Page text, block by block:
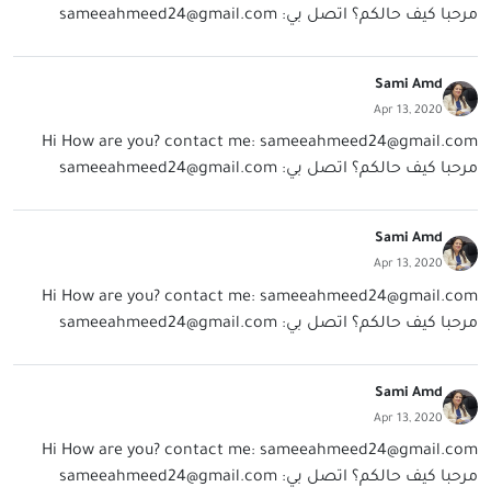
مرحبا كيف حالكم؟ اتصل بي: sameeahmeed24@gmail.com
Sami Amd
Apr 13, 2020
Hi How are you? contact me: sameeahmeed24@gmail.com
مرحبا كيف حالكم؟ اتصل بي: sameeahmeed24@gmail.com
Sami Amd
Apr 13, 2020
Hi How are you? contact me: sameeahmeed24@gmail.com
مرحبا كيف حالكم؟ اتصل بي: sameeahmeed24@gmail.com
Sami Amd
Apr 13, 2020
Hi How are you? contact me: sameeahmeed24@gmail.com
مرحبا كيف حالكم؟ اتصل بي: sameeahmeed24@gmail.com